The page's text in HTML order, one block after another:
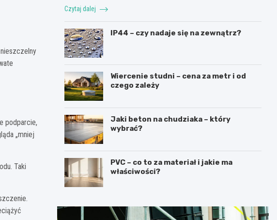
podparcie,
„mniej
Taki
Czytaj dalej
IP44 – czy nadaje się na zewnątrz?
Wiercenie studni – cena za metr i od
czego zależy
Jaki beton na chudziaka – który
wybrać?
PVC – co to za materiał i jakie ma
właściwości?